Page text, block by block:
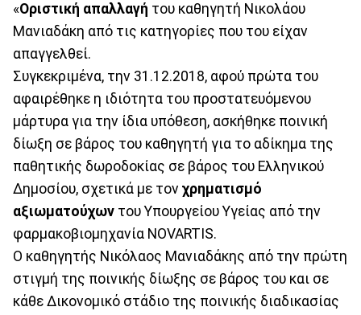
«Οριστική απαλλαγή του καθηγητή Νικολάου
Μανιαδάκη από τις κατηγορίες που του είχαν
απαγγελθεί.
Συγκεκριμένα, την 31.12.2018, αφού πρώτα του
αφαιρέθηκε η ιδιότητα του προστατευόμενου
μάρτυρα για την ίδια υπόθεση, ασκήθηκε ποινική
δίωξη σε βάρος του καθηγητή για το αδίκημα της
παθητικής δωροδοκίας σε βάρος του Ελληνικού
Δημοσίου, σχετικά με τον χρηματισμό
αξιωματούχων του Υπουργείου Υγείας από την
φαρμακοβιομηχανία NOVARTIS.
Ο καθηγητής Νικόλαος Μανιαδάκης από την πρώτη
στιγμή της ποινικής δίωξης σε βάρος του και σε
κάθε Δικονομικό στάδιο της ποινικής διαδικασίας